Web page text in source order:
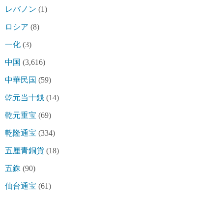
レバノン (1)
ロシア (8)
一化 (3)
中国 (3,616)
中華民国 (59)
乾元当十銭 (14)
乾元重宝 (69)
乾隆通宝 (334)
五厘青銅貨 (18)
五銖 (90)
仙台通宝 (61)